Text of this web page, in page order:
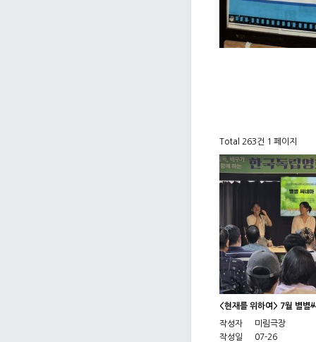
Total 263건 1 페이지
<현재를 위하여> 7월 별별
작성자
미림극장
작성일
07-26